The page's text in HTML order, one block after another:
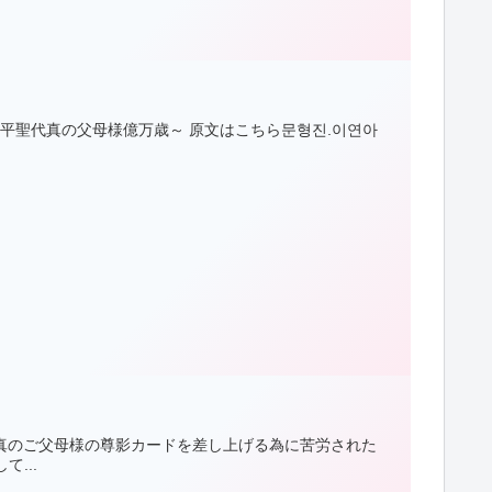
聖代真の父母様億万歳～ 原文はこちら문형진.이연아
ご父母様の尊影カードを差し上げる為に苦労された
...